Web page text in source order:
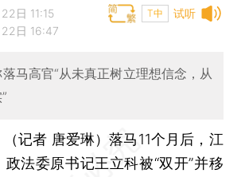
试听
日 11:15
日 16:47
T中
马高官“从未真正树立理想信念，从
（记者 唐爱琳）落马11个月后，江
法委原书记王立科被“双开”并移